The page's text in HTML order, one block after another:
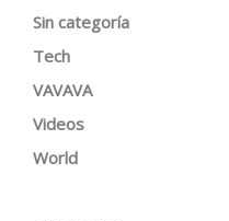
Sin categoría
Tech
VAVAVA
Videos
World